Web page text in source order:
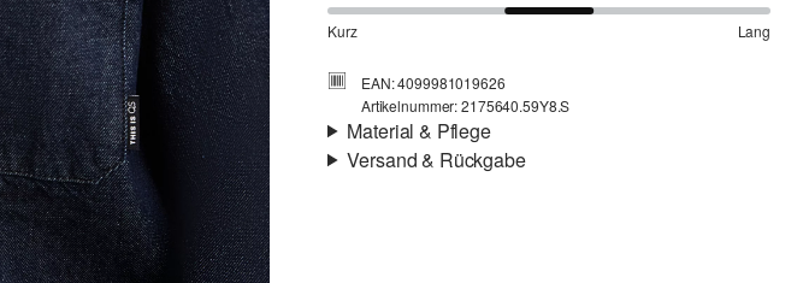
Kurz Lang
EAN: 4099981019626
Artikelnummer: 2175640.59Y8.S
Material & Pflege
Versand & Rückgabe